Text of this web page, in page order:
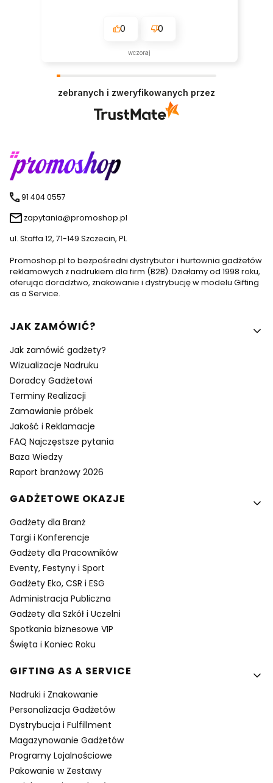
0 0
wczoraj
zebranych i zweryfikowanych przez
91 404 0557
zapytania@promoshop.pl
ul. Staffa 12, 71-149 Szczecin, PL
Promoshop.pl to bezpośredni dystrybutor i hurtownia gadżetów
reklamowych z nadrukiem dla firm (B2B). Działamy od 1998 roku,
oferując doradztwo, znakowanie i dystrybucję w modelu Gifting
as a Service.
Linki w stopce
JAK ZAMÓWIĆ?
Jak zamówić gadżety?
Wizualizacje Nadruku
Doradcy Gadżetowi
Terminy Realizacji
Zamawianie próbek
Jakość i Reklamacje
FAQ Najczęstsze pytania
Baza Wiedzy
Raport branżowy 2026
GADŻETOWE OKAZJE
Gadżety dla Branż
Targi i Konferencje
Gadżety dla Pracowników
Eventy, Festyny i Sport
Gadżety Eko, CSR i ESG
Administracja Publiczna
Gadżety dla Szkół i Uczelni
Spotkania biznesowe VIP
Święta i Koniec Roku
GIFTING AS A SERVICE
Nadruki i Znakowanie
Personalizacja Gadżetów
Dystrybucja i Fulfillment
Magazynowanie Gadżetów
Programy Lojalnościowe
Pakowanie w Zestawy